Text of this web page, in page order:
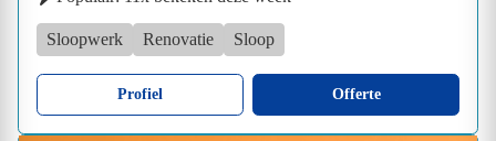
Sloopwerk Renovatie Sloop
Profiel Offerte